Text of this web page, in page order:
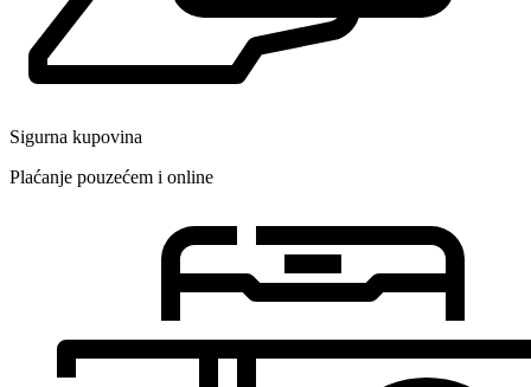
Sigurna kupovina
Plaćanje pouzećem i online